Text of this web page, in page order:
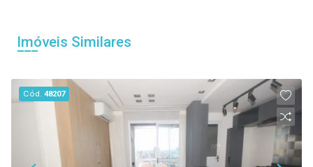
Imóveis Similares
Cód.48207